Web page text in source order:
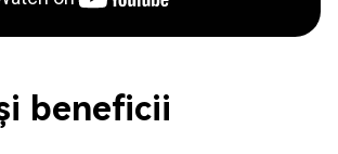
beneficii